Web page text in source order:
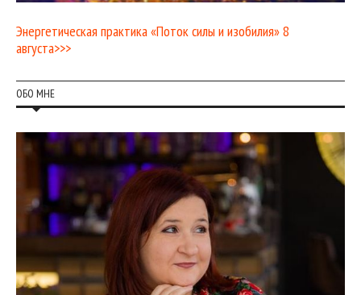
Энергетическая практика «Поток силы и изобилия» 8
августа>>>
ОБО МНЕ